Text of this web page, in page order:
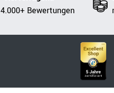
4.000+ Bewertungen